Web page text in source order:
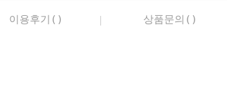
이용후기() 상품문의()